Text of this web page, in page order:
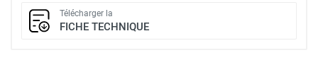
Télécharger la
FICHE TECHNIQUE